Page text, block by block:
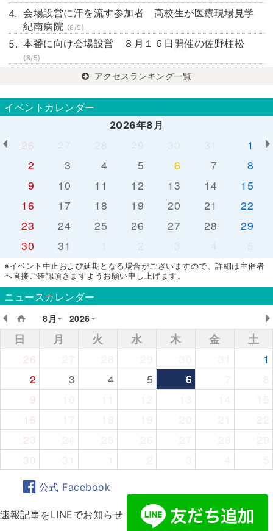
会場設営に汗を流す参加者 高校生が医療現場見学
紀南病院 (8/5)
本番に向け会場設営 ８月１６日開催の佐野柱松
(8/5)
アクセスランキング一覧
イベントカレンダー
2026年8月
26
1
2
3 4 5 6 7
8
9
10 11 12 13 14
15
16
17 18 19 20 21
22
23
24 25 26 27 28
29
30
31 5
※イベント中止および延期となる場合がございますので、詳細は主催者
へ直接ご確認頂きますようお願い申し上げます。
ニュースカレンダー
8月
2026
日 月 火 水 木 金
土
26
1
2
3 4 5 6
8
9
15
16
22
23
29
30
5
公式 Facebook
速報記事をLINEでお知らせ